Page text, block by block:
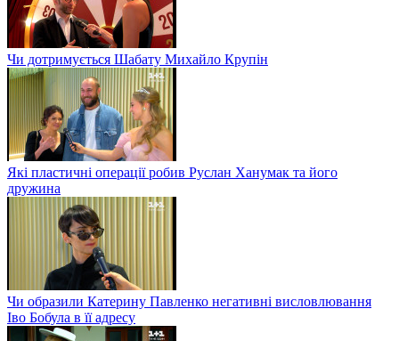
Чи дотримується Шабату Михайло Крупін
Які пластичні операції робив Руслан Ханумак та його
дружина
Чи образили Катерину Павленко негативні висловлювання
Іво Бобула в її адресу